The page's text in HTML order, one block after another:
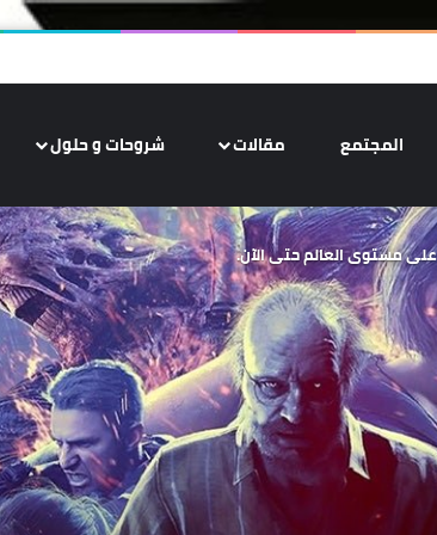
المجتمع مقالات شروحات و حلول